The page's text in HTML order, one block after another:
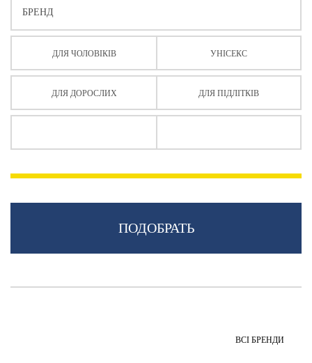
БРЕНД
ДЛЯ ЧОЛОВІКІВ УНІСЕКС
ДЛЯ ДОРОСЛИХ ДЛЯ ПІДЛІТКІВ
ВСІ БРЕНДИ